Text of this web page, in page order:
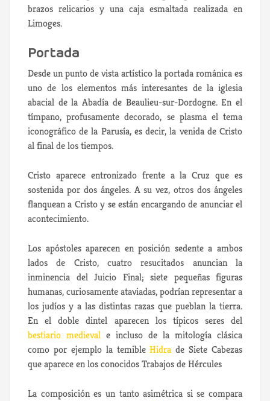
brazos relicarios y una caja esmaltada realizada en
Limoges.
Portada
Desde un punto de vista artístico la portada románica es
uno de los elementos más interesantes de la iglesia
abacial de la Abadía de Beaulieu-sur-Dordogne. En el
tímpano, profusamente decorado, se plasma el tema
iconográfico de la Parusía, es decir, la venida de Cristo
al final de los tiempos.
Cristo aparece entronizado frente a la Cruz que es
sostenida por dos ángeles. A su vez, otros dos ángeles
flanquean a Cristo y se están encargando de anunciar el
acontecimiento.
Los apóstoles aparecen en posición sedente a ambos
lados de Cristo, cuatro resucitados anuncian la
inminencia del Juicio Final; siete pequeñas figuras
humanas, curiosamente ataviadas, podrían representar a
los judíos y a las distintas razas que pueblan la tierra.
En el doble dintel aparecen los típicos seres del
bestiario medieval e incluso de la mitología clásica
como por ejemplo la temibleHidra de Siete Cabezas
que aparece en los conocidos Trabajos de Hércules
La composición es un tanto asimétrica si se compara